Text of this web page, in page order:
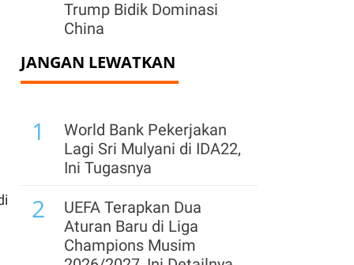
Trump Bidik Dominasi
China
5
Bursa Global Turun
Kamis (6/8) Jelang Data
Minyak Melonjak
Dolar AS Menguat
terhadap Yen Jelang Rilis
Data Tenaga Kerja AS
Laba Kuartal II OCBC
Melonjak 22%, Bank
JANGAN LEWATKAN
1
World Bank Pekerjakan
Lagi Sri Mulyani di IDA22,
Ini Tugasnya
2
UEFA Terapkan Dua
Aturan Baru di Liga
Champions Musim